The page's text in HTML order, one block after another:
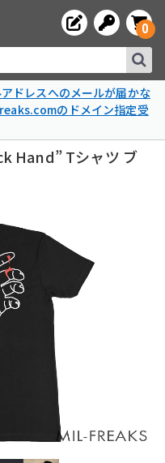
0
ドレスへのメールが届かな
のドメイン指定受
Hand” Tシャツ ブ